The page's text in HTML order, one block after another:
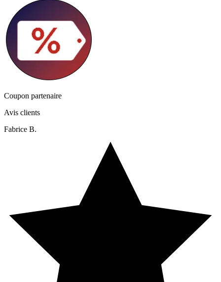
Coupon partenaire
Avis clients
Fabrice B.